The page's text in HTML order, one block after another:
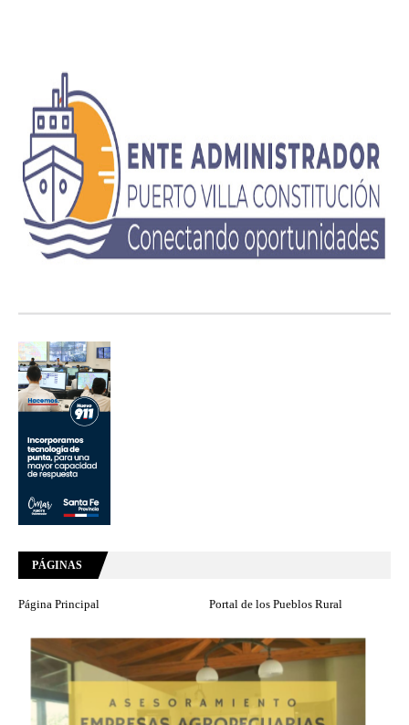
PÁGINAS
Página Principal Portal de los Pueblos Rural